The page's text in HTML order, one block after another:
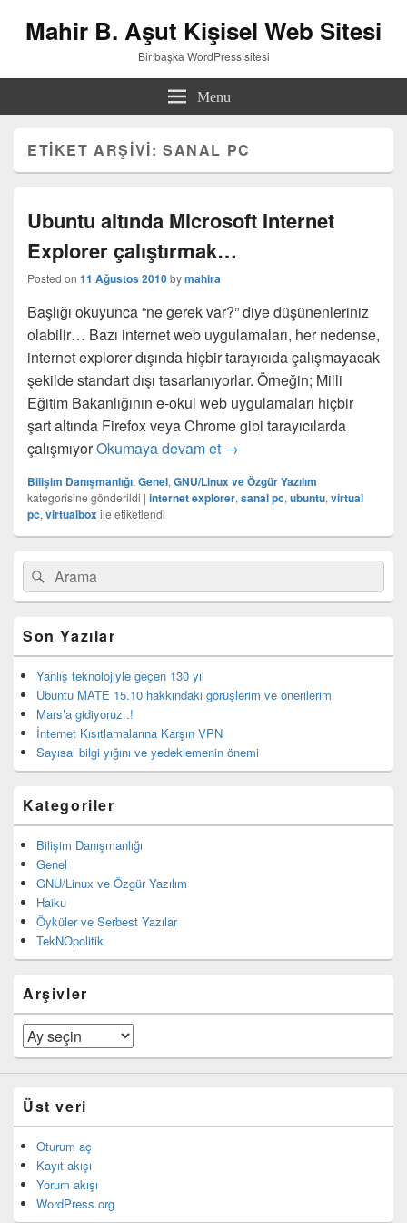
Mahir B. Aşut Kişisel Web Sitesi
Bir başka WordPress sitesi
Menu
ETIKET ARŞIVI:SANAL PC
Ubuntu altında Microsoft Internet
Explorer çalıştırmak…
Posted on 11 Ağustos 2010bymahira
Başlığı okuyunca “ne gerek var?” diye düşünenleriniz
olabilir… Bazı internet web uygulamaları, her nedense,
internet explorer dışında hiçbir tarayıcıda çalışmayacak
şekilde standart dışı tasarlanıyorlar. Örneğin; Milli
Eğitim Bakanlığının e-okul web uygulamaları hiçbir
şart altında Firefox veya Chrome gibi tarayıcılarda
çalışmıyorOkumaya devam et Ubuntu altında Microsoft
→
Bilişim Danışmanlığı, Genel, GNU/Linux ve Özgür Yazılım
kategorisine gönderildi | internet explorer, sanal pc, ubuntu, virtual
pc, virtualboxile etiketlendi
Birincil
bar
eklenti
Search
for:
Ara
Son Yazılar
Yanlış teknolojiyle geçen 130 yıl
Ubuntu MATE 15.10 hakkındaki görüşlerim ve önerilerim
Mars’a gidiyoruz..!
İnternet Kısıtlamalarına Karşın VPN
Sayısal bilgi yığını ve yedeklemenin önemi
Kategoriler
Bilişim Danışmanlığı
Genel
GNU/Linux ve Özgür Yazılım
Haiku
Öyküler ve Serbest Yazılar
TekNOpolitik
Arşivler
Arşivler
Üst veri
Oturum aç
Kayıt akışı
Yorum akışı
WordPress.org